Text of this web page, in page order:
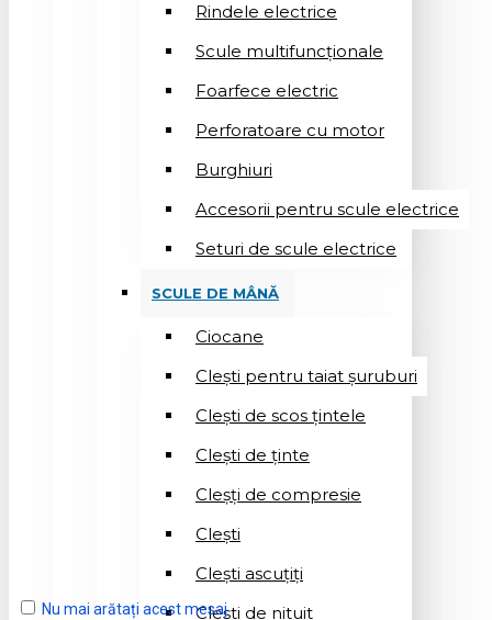
Rindele electrice
Scule multifuncționale
Foarfece electric
Perforatoare cu motor
Burghiuri
Accesorii pentru scule electrice
Seturi de scule electrice
SCULE DE MÂNĂ
Ciocane
Cleşti pentru taiat șuruburi
Clești de scos țintele
Clești de ținte
Cleșți de compresie
Cleşti
Clești ascuțiți
Cleşti de nituit
Nu mai arătați acest mesaj